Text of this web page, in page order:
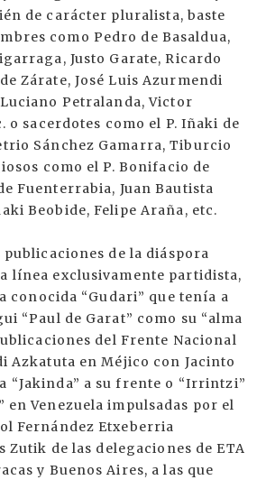
de carácter pluralista, baste
como Pedro de Basaldua,
Justo Garate, Ricardo
Zárate, José Luis Azurmendi
Petralanda, Victor
o sacerdotes como el P. Iñaki de
Sánchez Gamarra, Tiburcio
como el P. Bonifacio de
Fuenterrabia, Juan Bautista
Beobide, Felipe Araña, etc.
de la diáspora
línea exclusivamente partidista,
conocida “Gudari” que tenía a
“Paul de Garat” como su “alma
del Frente Nacional
Azkatuta en Méjico con Jacinto
“Jakinda” a su frente o “Irrintzi”
en Venezuela impulsadas por el
Fernández Etxeberria
Zutik de las delegaciones de ETA
y Buenos Aires, a las que